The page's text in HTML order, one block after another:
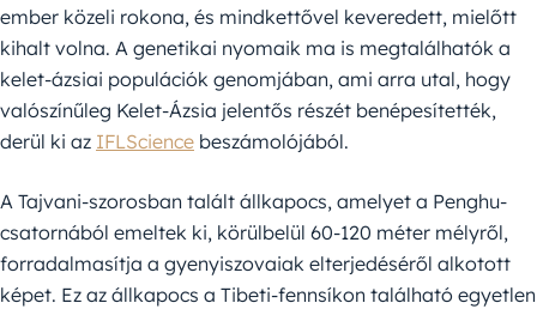
ember közeli rokona, és mindkettővel keveredett, mielőtt
kihalt volna. A genetikai nyomaik ma is megtalálhatók a
kelet-ázsiai populációk genomjában, ami arra utal, hogy
valószínűleg Kelet-Ázsia jelentős részét benépesítették,
derül ki az IFLScience beszámolójából.
A Tajvani-szorosban talált állkapocs, amelyet a Penghu-
csatornából emeltek ki, körülbelül 60-120 méter mélyről,
forradalmasítja a gyenyiszovaiak elterjedéséről alkotott
képet. Ez az állkapocs a Tibeti-fennsíkon található egyetlen